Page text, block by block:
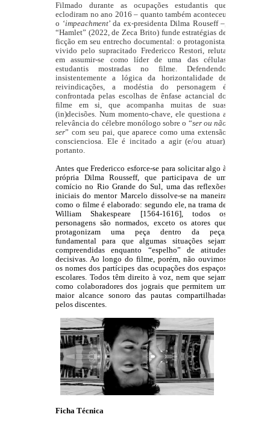
Filmado durante as ocupações estudantis que
eclodiram no ano 2016 – quanto também aconteceu
o ‘impeachment’ da ex-presidenta Dilma Rouseff –,
“Hamlet” (2022, de Zeca Brito) funde estratégias de
ficção em seu entrecho documental: o protagonista,
vivido pelo supracitado Fredericco Restori, reluta
em assumir-se como líder de uma das células
estudantis mostradas no filme. Defendendo
insistentemente a lógica da horizontalidade de
reivindicações, a modéstia do personagem é
confrontada pelas escolhas de ênfase actancial do
filme em si, que acompanha muitas de suas
(in)decisões. Num momento-chave, ele questiona a
relevância do célebre monólogo sobre o “ser ou não
ser” com seu pai, que aparece como uma extensão
conscienciosa. Ele é incitado a agir (e/ou atuar),
portanto.
Antes que Fredericco esforce-se para solicitar algo à
própria Dilma Rousseff, que participava de um
comício no Rio Grande do Sul, uma das reflexões
iniciais do mentor Marcelo dissolve-se na maneira
como o filme é elaborado: segundo ele, na trama de
William Shakespeare [1564-1616], todos os
personagens são normados, exceto os atores que
protagonizam uma peça dentro da peça,
fundamental para que algumas situações sejam
compreendidas enquanto “espelho” de atitudes
decisivas. Ao longo do filme, porém, não ouvimos
os nomes dos partícipes das ocupações dos espaços
escolares. Todos têm direito à voz, nem que sejam
como colaboradores dos jograis que permitem um
maior alcance sonoro das pautas compartilhadas
pelos discentes.
Ficha Técnica